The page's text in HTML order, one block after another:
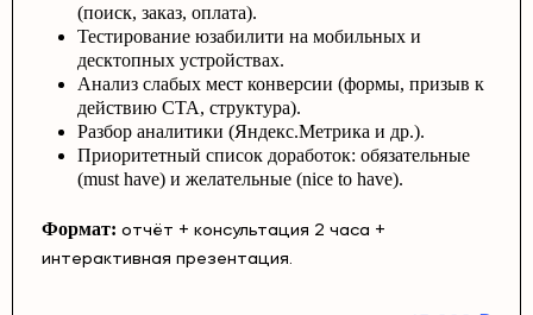
(поиск, заказ, оплата).
Тестирование юзабилити на мобильных и
десктопных устройствах.
Анализ слабых мест конверсии (формы, призыв к
действию CTA, структура).
Разбор аналитики (Яндекс.Метрика и др.).
Приоритетный список доработок: обязательные
(must have) и желательные (nice to have).
Формат: отчёт + консультация 2 часа +
интерактивная презентация.